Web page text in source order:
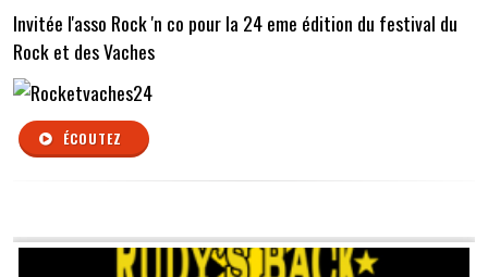
Invitée l'asso Rock 'n co pour la 24 eme édition du festival du
Rock et des Vaches
ÉCOUTEZ